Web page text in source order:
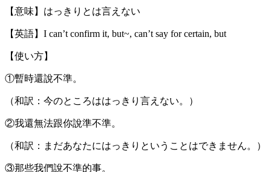
【意味】はっきりとは言えない
【英語】I can’t confirm it, but~, can’t say for certain, but
【使い方】
①暫時還說不準。
（和訳：今のところははっきり言えない。）
②我還無法跟你說準不準。
（和訳：まだあなたにはっきりということはできません。）
③那些我們說不準的事。